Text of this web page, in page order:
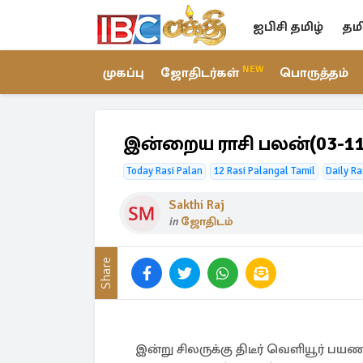
ஐபிசி தமிழ்
முகப்பு ஜோதிடர்கள் NEW பொருத்தம்
இன்றைய ராசி பலன்(03-
Today Rasi Palan 12 Rasi Palangal Tamil Daily
Sakthi Raj
in ஜோதிடம்
Share
இன்று சிலருக்கு திடீர் வெளியூர்